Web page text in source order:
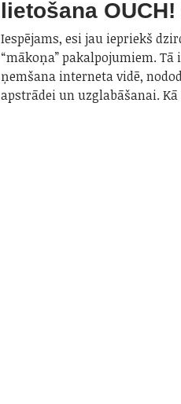
lietošana OUCH!
Iespējams, esi jau iepriekš
“mākoņa” pakalpojumiem.
ņemšana interneta vidē,
apstrādei un uzglabāšanai.